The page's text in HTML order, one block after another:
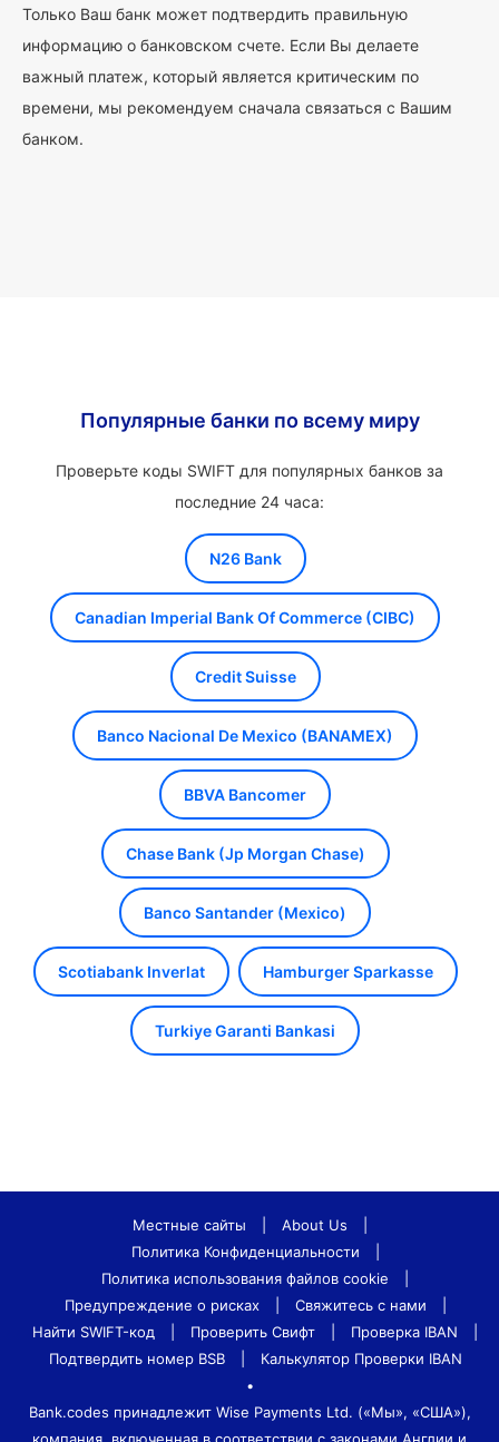
Только Ваш банк может подтвердить правильную
информацию о банковском счете. Если Вы делаете
важный платеж, который является критическим по
времени, мы рекомендуем сначала связаться с Вашим
банком.
Популярные банки по всему миру
Проверьте коды SWIFT для популярных банков за
последние 24 часа:
N26 Bank
Canadian Imperial Bank Of Commerce (CIBC)
Credit Suisse
Banco Nacional De Mexico (BANAMEX)
BBVA Bancomer
Chase Bank (Jp Morgan Chase)
Banco Santander (Mexico)
Scotiabank Inverlat Hamburger Sparkasse
Turkiye Garanti Bankasi
Местные сайты About Us
Политика Конфиденциальности
Политика использования файлов cookie
Предупреждение о рисках
Свяжитесь с нами
Найти SWIFT-код
Проверить Свифт Проверка IBAN
Подтвердить номер BSB
Калькулятор Проверки IBAN
•
Bank.codes принадлежит Wise Payments Ltd. («Мы», «США»),